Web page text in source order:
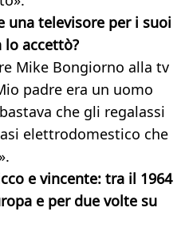
una televisore per i suoi
accettò?
Mike Bongiorno alla tv
padre era un uomo
che gli regalassi
elettrodomestico che
e vincente: tra il 1964
e per due volte su